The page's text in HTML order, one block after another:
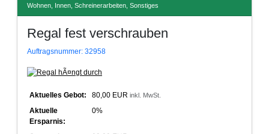
Wohnen, Innen, Schreinerarbeiten, Sonstiges
Regal fest verschrauben
Auftragsnummer: 32958
Aktuelles Gebot: 80,00 EUR inkl. MwSt.
Aktuelle
Ersparnis:
0%